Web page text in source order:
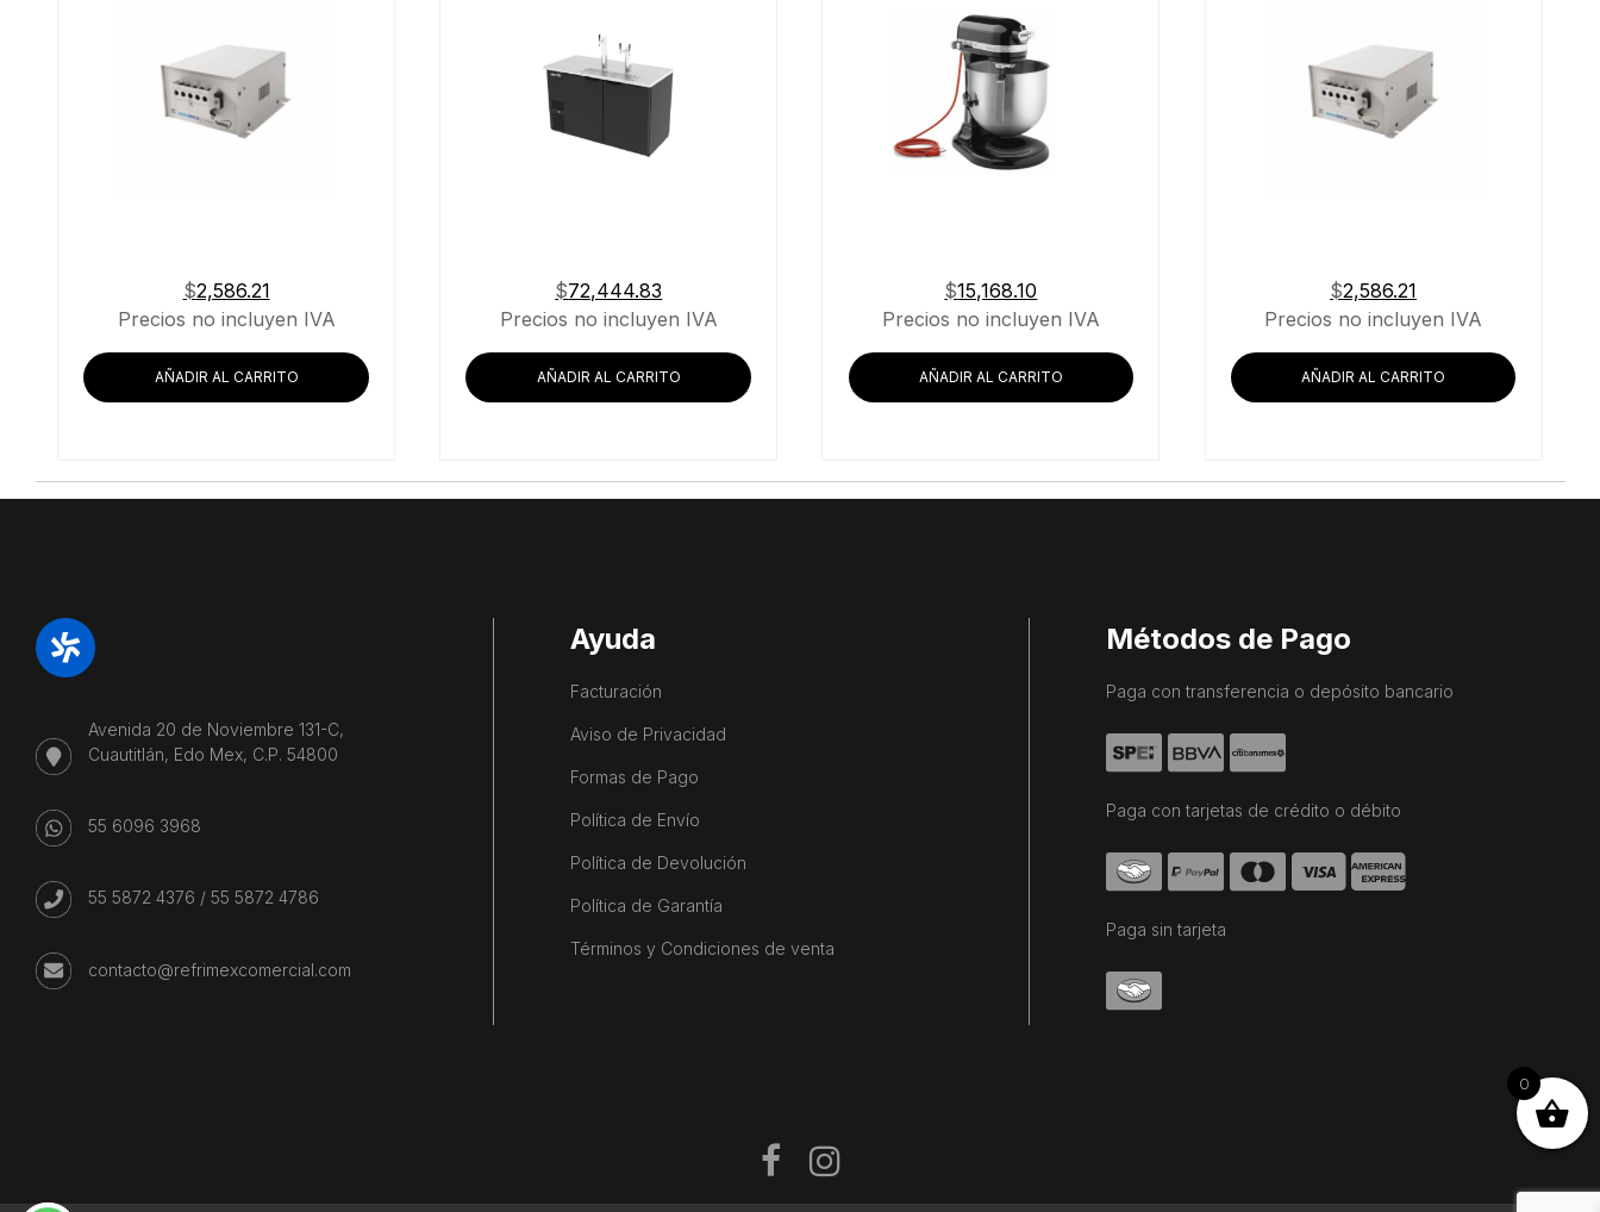
$2,586.21
Precios no incluyen IVA
AÑADIR AL CARRITO
$72,444.83
Precios no incluyen IVA
AÑADIR AL CARRITO
$15,168.10
Precios no incluyen IVA
AÑADIR AL CARRITO
$2,586.21
Precios no incluyen IVA
AÑADIR AL CARRITO
Avenida 20 de Noviembre 131-C,
Cuautitlán, Edo Mex, C.P. 54800
55 6096 3968
55 5872 4376 / 55 5872 4786
contacto@refrimexcomercial.com
Ayuda
Facturación
Aviso de Privacidad
Formas de Pago
Política de Envío
Política de Devolución
Política de Garantía
Términos y Condiciones de venta
Métodos de Pago
Paga con transferencia o depósito bancario
Paga con tarjetas de crédito o débito
Paga sin tarjeta
0